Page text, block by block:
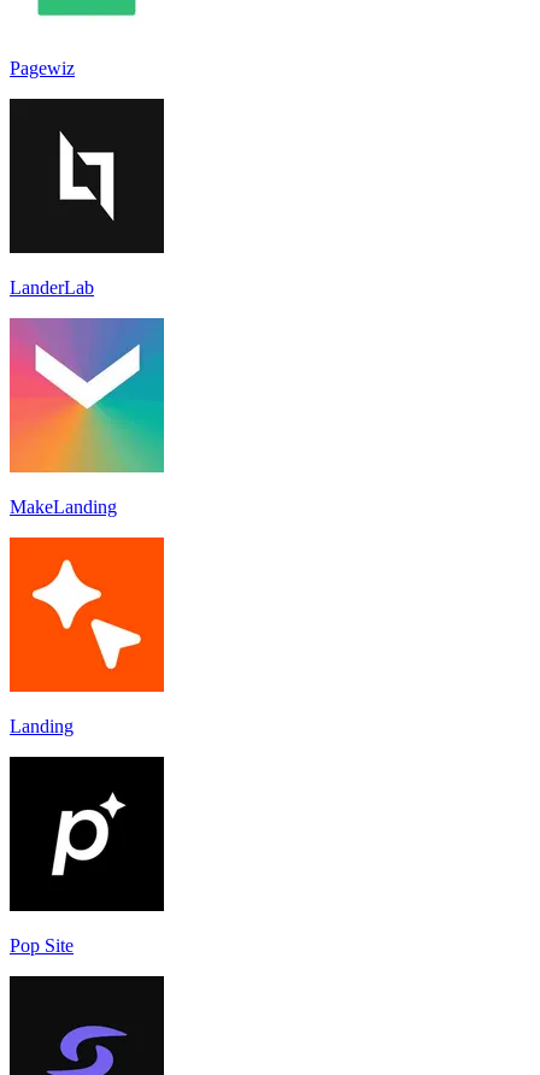
Pagewiz
LanderLab
MakeLanding
Landing
Pop Site